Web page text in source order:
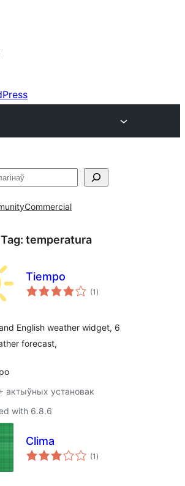
Commercial
temperatura
Tiempo
(1 total
ratings
)
English weather widget, 6
forecast,
актыўных установак
with 6.8.6
Clima
(1 total
ratings
)